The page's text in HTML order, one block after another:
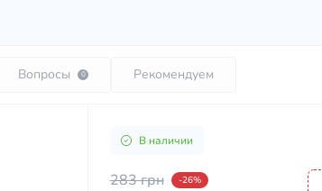
Вопросы 0 Рекомендуем
В наличии
283 грн -26%